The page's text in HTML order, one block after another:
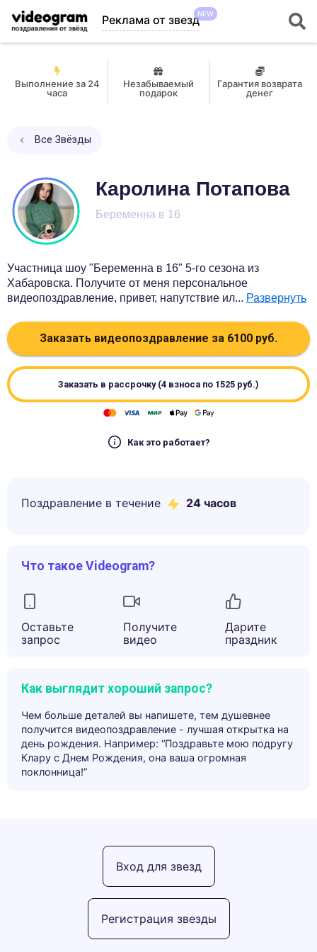
Реклама от звездNEW
Выполнение за 24
часа
Незабываемый
подарок
Гарантия возврата
денег
Все Звёзды
Каролина Потапова
Беременна в 16
Участница шоу "Беременна в 16" 5-го сезона из
Хабаровска. Получите от меня персональное
видеопоздравление, привет, напутствие ил... Развернуть
Заказать видеопоздравление за 6100 руб.
Заказать в рассрочку (4 взноса по 1525 руб.)
Как это работает?
Поздравление в течение 24 часов
Что такое Videogram?
Оставьте
запрос
Получите
видео
Дарите
праздник
Как выглядит хороший запрос?
Чем больше деталей вы напишете, тем душевнее
получится видеопоздравление - лучшая открытка на
день рождения. Например: “Поздравьте мою подругу
Клару с Днем Рождения, она ваша огромная
поклонница!”
Регистрация звезды
Вход для звезд